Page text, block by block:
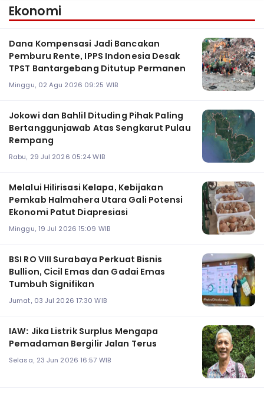
Ekonomi
Dana Kompensasi Jadi Bancakan
Pemburu Rente, IPPS Indonesia Desak
TPST Bantargebang Ditutup Permanen
Minggu, 02 Agu 2026 09:25 WIB
Jokowi dan Bahlil Dituding Pihak Paling
Bertanggunjawab Atas Sengkarut Pulau
Rempang
Rabu, 29 Jul 2026 05:24 WIB
Melalui Hilirisasi Kelapa, Kebijakan
Pemkab Halmahera Utara Gali Potensi
Ekonomi Patut Diapresiasi
Minggu, 19 Jul 2026 15:09 WIB
BSI RO VIII Surabaya Perkuat Bisnis
Bullion, Cicil Emas dan Gadai Emas
Tumbuh Signifikan
Jumat, 03 Jul 2026 17:30 WIB
IAW: Jika Listrik Surplus Mengapa
Pemadaman Bergilir Jalan Terus
Selasa, 23 Jun 2026 16:57 WIB